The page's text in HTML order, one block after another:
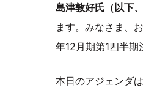
島津敦好氏（以下、
ます。みなさま、
年12月期第1四半期
本日のアジェンダ